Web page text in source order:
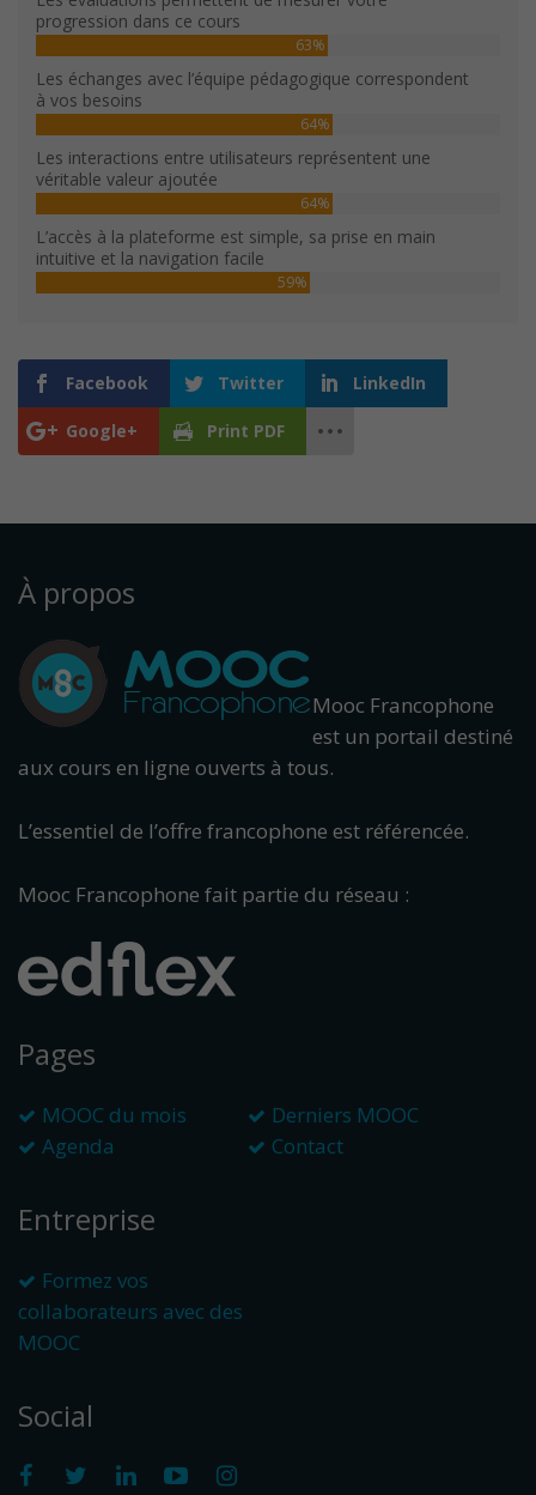
progression dans ce cours
63%
Les échanges avec l’équipe pédagogique correspondent
à vos besoins
64%
Les interactions entre utilisateurs représentent une
véritable valeur ajoutée
64%
L’accès à la plateforme est simple, sa prise en main
intuitive et la navigation facile
59%
Facebook Twitter LinkedIn
Google+ Print PDF
À propos
Mooc Francophone
est un portail destiné
aux cours en ligne ouverts à tous.
L’essentiel de l’offre francophone est référencée.
Mooc Francophone fait partie du réseau :
Pages
MOOC du mois
Derniers MOOC
Agenda
Contact
Entreprise
Formez vos
collaborateurs avec des
MOOC
Social